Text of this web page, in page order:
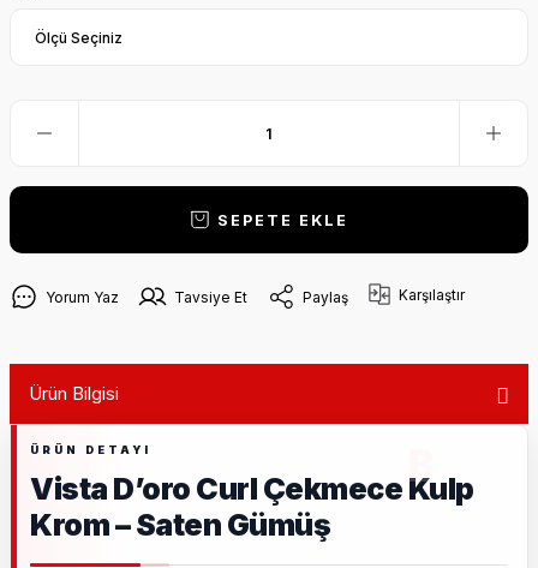
SEPETE EKLE
Yorum Yaz Tavsiye Et Paylaş Karşılaştır
Ürün Bilgisi
Vista D’oro Curl Çekmece Kulp
Krom – Saten Gümüş